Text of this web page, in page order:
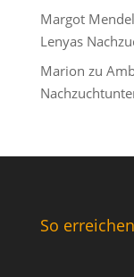
Margot Mendel
Lenyas
Marion zu
So